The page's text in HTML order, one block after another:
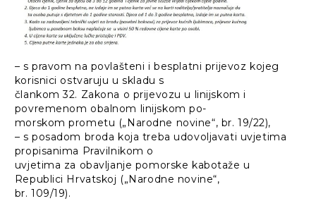
– s pravom na povlašteni i besplatni prijevoz kojeg
korisnici ostvaruju u skladu s
člankom 32. Zakona o prijevozu u linijskom i
povremenom obalnom linijskom po-
morskom prometu („Narodne novine“, br. 19/22),
– s posadom broda koja treba udovoljavati uvjetima
propisanima Pravilnikom o
uvjetima za obavljanje pomorske kabotaže u
Republici Hrvatskoj („Narodne novine“,
br. 109/19).